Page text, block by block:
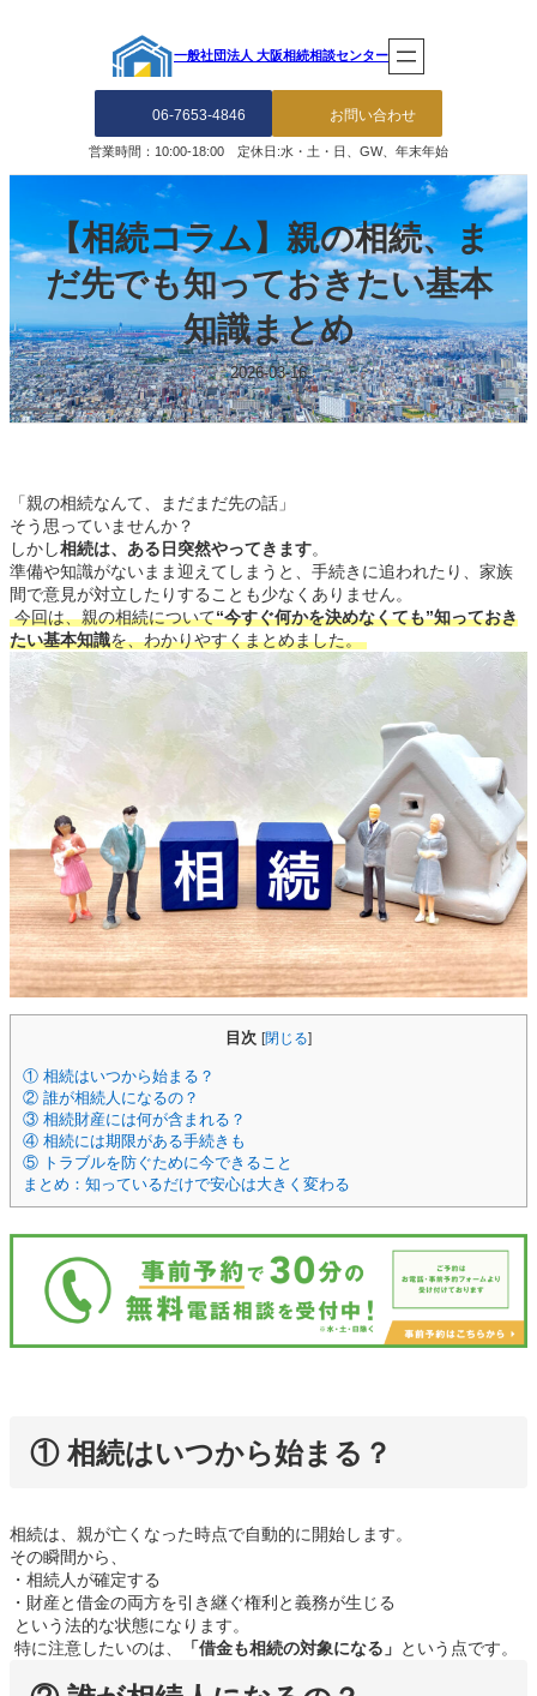
一般社団法人 大阪相続相談センター
06-7653-4846 お問い合わせ
営業時間：10:00-18:00 定休日:水・土・日、GW、年末年始
【相続コラム】親の相続、ま
だ先でも知っておきたい基本
知識まとめ
2026-03-16
「親の相続なんて、まだまだ先の話」
そう思っていませんか？
しかし相続は、ある日突然やってきます。
準備や知識がないまま迎えてしまうと、手続きに追われたり、家族
間で意見が対立したりすることも少なくありません。
今回は、親の相続について“今すぐ何かを決めなくても”知っておき
たい基本知識を、わかりやすくまとめました。
目次 [閉じる]
① 相続はいつから始まる？
② 誰が相続人になるの？
③ 相続財産には何が含まれる？
④ 相続には期限がある手続きも
⑤ トラブルを防ぐために今できること
まとめ：知っているだけで安心は大きく変わる
① 相続はいつから始まる？
相続は、親が亡くなった時点で自動的に開始します。
その瞬間から、
・相続人が確定する
・財産と借金の両方を引き継ぐ権利と義務が生じる
という法的な状態になります。
特に注意したいのは、
「借金も相続の対象になる」 という点です。